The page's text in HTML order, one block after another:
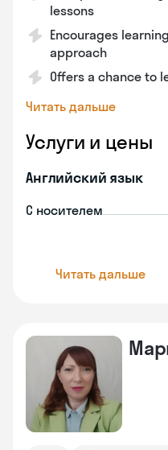
lessons
Encourages
approach
Offers a chance to
Читать дальше
Услуги и цены
Английский язык
С носителем
Читать дальше